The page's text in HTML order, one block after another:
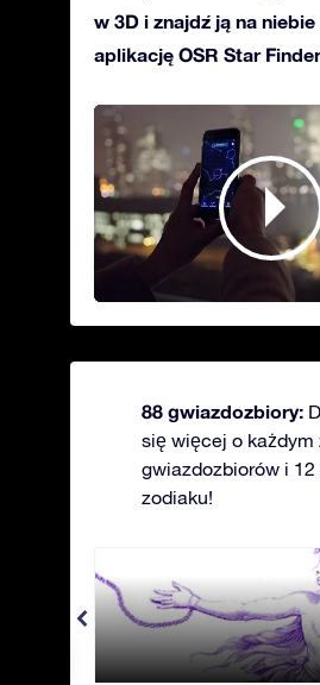
w 3D i znajdź ją na
aplikację OSR Star
88 gwiazdozbiory:
się więcej o każdym
gwiazdozbiorów i 12
zodiaku!
Andromeda - Związana